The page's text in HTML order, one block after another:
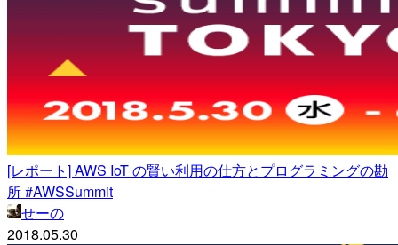
[レポート] AWS IoT の賢い利用の仕方とプログラミングの勘
所 #AWSSummit
せーの
2018.05.30